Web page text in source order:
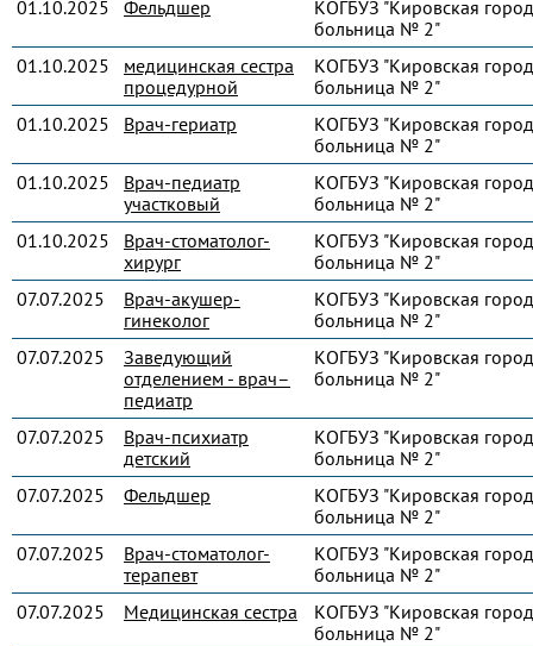
01.10.2025
Фельдшер
КОГБУЗ "Кировская
больница № 2"
01.10.2025
медицинская сестра
процедурной
КОГБУЗ "Кировская
больница № 2"
01.10.2025
Врач-гериатр
КОГБУЗ "Кировская
больница № 2"
01.10.2025
Врач-педиатр
участковый
КОГБУЗ "Кировская
больница № 2"
01.10.2025
Врач-стоматолог-
хирург
КОГБУЗ "Кировская
больница № 2"
07.07.2025
Врач-акушер-
гинеколог
КОГБУЗ "Кировская
больница № 2"
07.07.2025
Заведующий
отделением - врач–
педиатр
КОГБУЗ "Кировская
больница № 2"
07.07.2025
Врач-психиатр
детский
КОГБУЗ "Кировская
больница № 2"
07.07.2025
Фельдшер
КОГБУЗ "Кировская
больница № 2"
07.07.2025
Врач-стоматолог-
терапевт
КОГБУЗ "Кировская
больница № 2"
07.07.2025
Медицинская сестра
КОГБУЗ "Кировская
больница № 2"